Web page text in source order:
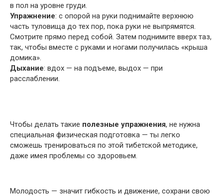
в пол на уровне груди.
Упражнение: с опорой на руки поднимайте верхнюю
часть туловища до тех пор, пока руки не выпрямятся.
Смотрите прямо перед собой. Затем поднимите вверх таз,
так, чтобы вместе с руками и ногами получилась «крыша
домика».
Дыхание: вдох — на подъеме, выдох — при
расслаблении.
Чтобы делать такие полезные упражнения, не нужна
специальная физическая подготовка — ты легко
сможешь тренироваться по этой тибетской методике,
даже имея проблемы со здоровьем.
Молодость — значит гибкость и движение, сохрани свою